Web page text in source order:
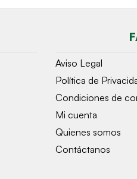
Aviso Legal
Política de
Condiciones de
Mi cuenta
Quienes somos
Contáctanos